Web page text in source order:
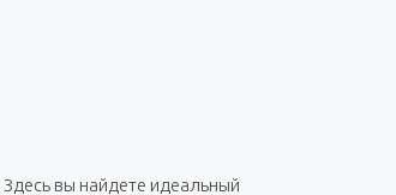
вы найдете идеальный